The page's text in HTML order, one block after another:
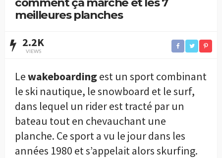
meilleures planches
2.2K
VIEWS
Lewakeboardingest un sport combinant
le ski nautique, le snowboard et le surf,
dans lequel un rider est tracté par un
bateau tout en chevauchant une
planche. Ce sport a vu le jour dans les
années 1980 et s’appelait alors skurfing.